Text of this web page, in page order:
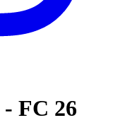
- FC 26